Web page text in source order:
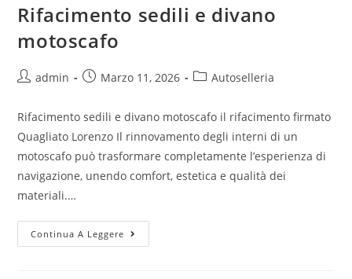
Rifacimento sedili e divano
motoscafo
admin Marzo 11, 2026 Autoselleria
Rifacimento sedili e divano motoscafo il rifacimento firmato
Quagliato Lorenzo Il rinnovamento degli interni di un
motoscafo può trasformare completamente l’esperienza di
navigazione, unendo comfort, estetica e qualità dei
materiali.…
Continua A Leggere